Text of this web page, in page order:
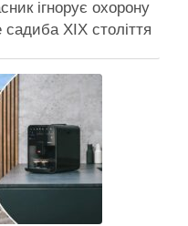
ігнорує охорону
ХІХ століття
власника
родини
44-е,
на щойно …